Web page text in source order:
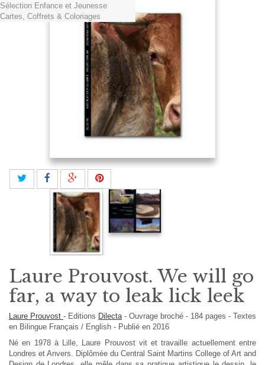
Sélection Enfance et Jeunesse
Cartes, Coffrets & Coloriages
Laure Prouvost. We will go
far, a way to leak lick leek
Laure Prouvost - Editions Dilecta - Ouvrage broché - 184 pages - Textes
en Bilingue Français / English - Publié en 2016
Né en 1978 à Lille, Laure Prouvost vit et travaille actuellement entre
Londres et Anvers. Diplômée du Central Saint Martins College of Art and